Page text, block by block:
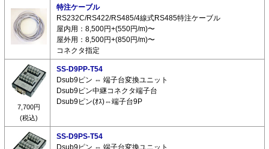
特注ケーブル
RS232C/RS422/RS485/4線式RS485特注ケーブル
屋内用：8,500円+(550円/m)〜
屋外用：8,500円+(850円/m)〜
コネクタ指定
7,700円
(税込)
SS-D9PP-T54
Dsub9ピン ⇔ 端子台変換ユニット
Dsub9ピン中継コネクタ端子台
Dsub9ピン(ｵｽ)⇔端子台9P
SS-D9PS-T54
Dsub9ピン ⇔ 端子台変換ユニット